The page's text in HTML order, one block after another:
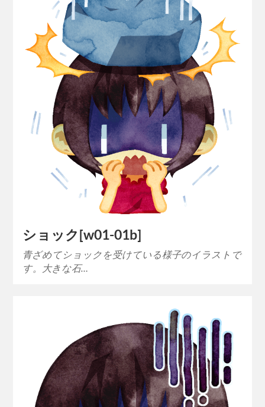
ショック[w01-01b]
青ざめてショックを受けている様子のイラストで
す。大きな石…